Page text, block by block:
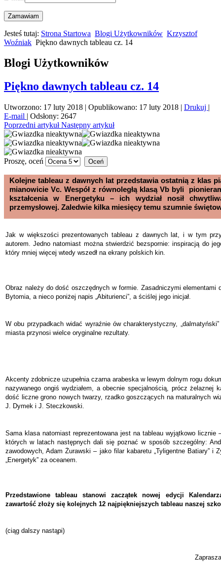
Zamawiam
Jesteś tutaj: Strona Startowa Blogi Użytkowników Krzysztof
Woźniak Piękno dawnych tableau cz. 14
Blogi Użytkowników
Piękno dawnych tableau cz. 14
Utworzono: 17 luty 2018 | Opublikowano: 17 luty 2018 | Drukuj |
E-mail | Odsłony: 2647
Poprzedni artykuł Następny artykuł
Proszę, oceń
Kolejne tableau z dawnych lat przedstawia ostatnią z klas
mianowicie Vc. Wespół z równoległą klasą Vb byli
kształcenia w Energetyku – ich wydział nosił
przemysłowej. Zaledwie kilka miesięcy temu szumnie
Jak w większości prezentowanych tableau z dawnych lat, i w tym
autorem. Jedno natomiast można stwierdzić bezspornie: inspiracją do
który mniej więcej wtedy wszedł na ekrany polskich kin.
Obraz należy do dość oszczędnych w formie. Zasadniczymi elementami
Bytomia, a nieco poniżej napis „Abiturienci”, a ściślej jego inicjał.
W obu przypadkach widać wyraźnie ów charakterystyczny,
miasta przynosi wielce oryginalne rezultaty.
Akcenty zdobnicze uzupełnia czarna arabeska w lewym dolnym rogu
nazywanego ongiś wydziałem, a obecnie specjalnością, prócz żelaznej
dość liczne grono nowych twarzy, rzadko goszczących na maturalnych
J. Dymek i J. Steczkowski.
Sama klasa natomiast reprezentowana jest na tableau wyjątkowo licznie
których w latach następnych dali się poznać w sposób szczególny:
zawodowych, Adam Żurawski – jako filar kabaretu „Tyligentne Batiary” i
„Energetyk” za oceanem.
Przedstawione tableau stanowi zaczątek nowej edycji
zawartość złoży się kolejnych 12 najpiękniejszych tableau naszej
(ciąg dalszy nastąpi)